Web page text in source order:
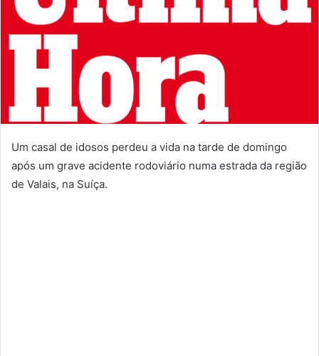
Um casal de idosos perdeu a vida na tarde de domingo
após um grave acidente rodoviário numa estrada da região
de Valais, na Suíça.